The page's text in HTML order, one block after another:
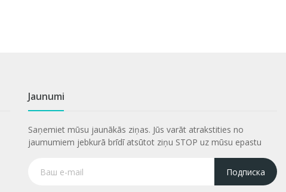
Jaunumi
Saņemiet mūsu jaunākās ziņas. Jūs varāt atrakstities no
jaumumiem jebkurā brīdī atsūtot ziņu STOP uz mūsu epastu
Подписка